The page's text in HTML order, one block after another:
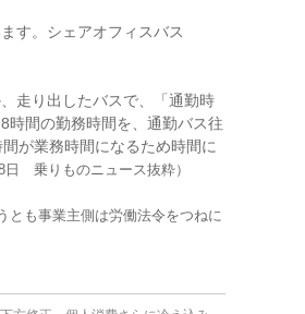
す。シェアオフィスバス
走り出したバスで、「通勤時
時間の勤務時間を、通勤バス往
が業務時間になるため時間に
日 乗りものニュース抜粋）
とも事業主側は労働法令をつねに